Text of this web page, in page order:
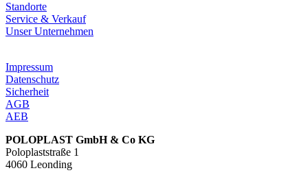
Standorte
Service & Verkauf
Unser Unternehmen
Impressum
Datenschutz
Sicherheit
AGB
AEB
POLOPLAST GmbH & Co KG
Poloplaststraße 1
4060 Leonding